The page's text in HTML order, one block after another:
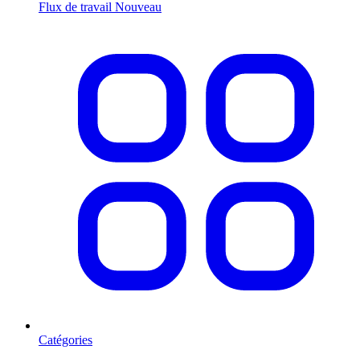
Flux de travail Nouveau
Catégories